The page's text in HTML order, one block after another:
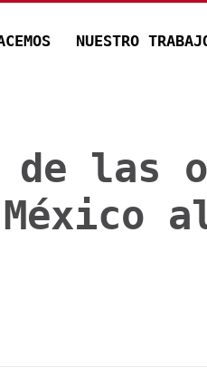
NUESTRO
las
al